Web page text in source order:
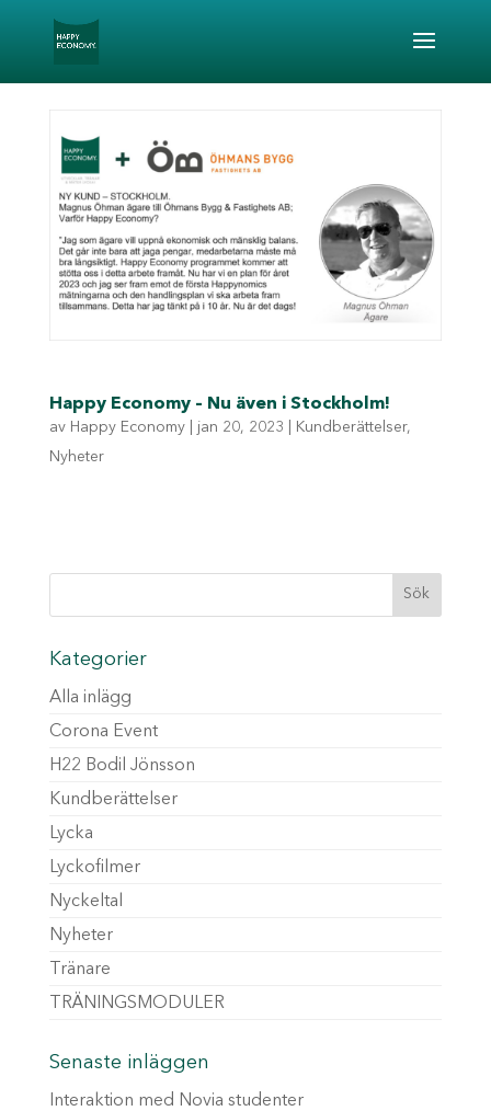
Happy Economy – Nu även i Stockholm!
av Happy Economy| jan 20, 2023 Kundberättelser,
Nyheter
Kategorier
Alla inlägg
Corona Event
H22 Bodil Jönsson
Kundberättelser
Lycka
Lyckofilmer
Nyckeltal
Nyheter
Tränare
TRÄNINGSMODULER
Senaste inläggen
Interaktion med Novia studenter